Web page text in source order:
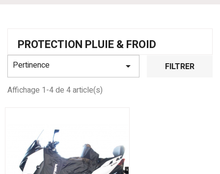
PROTECTION PLUIE & FROID
Pertinence  FILTRER
Affichage 1-4 de 4 article(s)